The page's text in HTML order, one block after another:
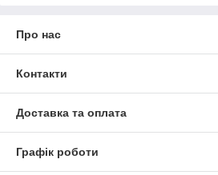
Про нас
Контакти
Доставка та оплата
Графік роботи